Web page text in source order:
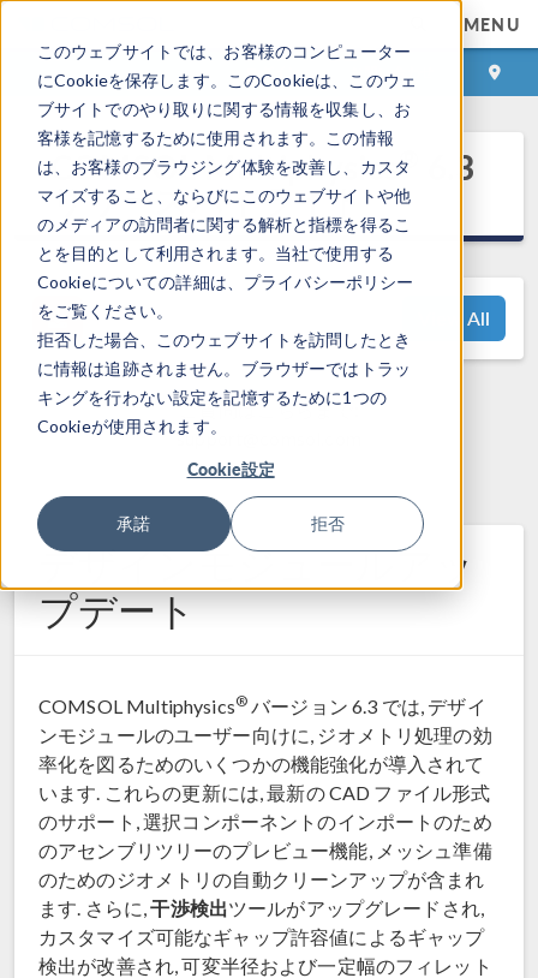
このウェブサイトでは、お客様のコンピューター
にCookieを保存します。このCookieは、このウェ
ブサイトでのやり取りに関する情報を収集し、お
客様を記憶するために使用されます。この情報
は、お客様のブラウジング体験を改善し、カスタ
マイズすること、ならびにこのウェブサイトや他
のメディアの訪問者に関する解析と指標を得るこ
とを目的として利用されます。当社で使用する
Cookieについての詳細は、プライバシーポリシー
をご覧ください。
拒否した場合、このウェブサイトを訪問したとき
に情報は追跡されません。ブラウザーではトラッ
キングを行わない設定を記憶するために1つの
Cookieが使用されます。
Cookie設定
承諾 拒否
MENU
ログイン お問い合わせ
COMSOL Multiphysics® 6.3
リリースハイライト
View All
ご質問はこちらまで:
support@comsol.com
デザインモジュールアッ
プデート
COMSOL Multiphysics® バージョン 6.3 では, デザイ
ンモジュールのユーザー向けに, ジオメトリ処理の効
率化を図るためのいくつかの機能強化が導入されて
います. これらの更新には, 最新の CAD ファイル形式
のサポート, 選択コンポーネントのインポートのため
のアセンブリツリーのプレビュー機能, メッシュ準備
のためのジオメトリの自動クリーンアップが含まれ
ます. さらに,干渉検出ツールがアップグレードされ,
カスタマイズ可能なギャップ許容値によるギャップ
検出が改善され, 可変半径および一定幅のフィレット